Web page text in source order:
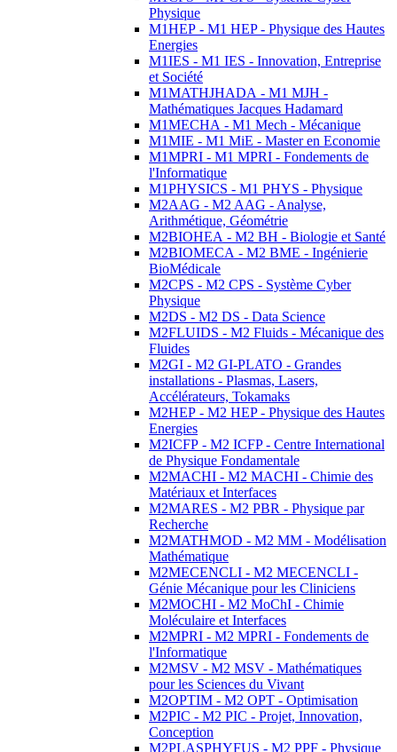
Physique
M1HEP - M1 HEP - Physique des Hautes
Energies
M1IES - M1 IES - Innovation, Entreprise
et Société
M1MATHJHADA - M1 MJH -
Mathématiques Jacques Hadamard
M1MECHA - M1 Mech - Mécanique
M1MIE - M1 MiE - Master en Economie
M1MPRI - M1 MPRI - Fondements de
l'Informatique
M1PHYSICS - M1 PHYS - Physique
M2AAG - M2 AAG - Analyse,
Arithmétique, Géométrie
M2BIOHEA - M2 BH - Biologie et Santé
M2BIOMECA - M2 BME - Ingénierie
BioMédicale
M2CPS - M2 CPS - Système Cyber
Physique
M2DS - M2 DS - Data Science
M2FLUIDS - M2 Fluids - Mécanique des
Fluides
M2GI - M2 GI-PLATO - Grandes
installations - Plasmas, Lasers,
Accélérateurs, Tokamaks
M2HEP - M2 HEP - Physique des Hautes
Energies
M2ICFP - M2 ICFP - Centre International
de Physique Fondamentale
M2MACHI - M2 MACHI - Chimie des
Matériaux et Interfaces
M2MARES - M2 PBR - Physique par
Recherche
M2MATHMOD - M2 MM - Modélisation
Mathématique
M2MECENCLI - M2 MECENCLI -
Génie Mécanique pour les Cliniciens
M2MOCHI - M2 MoChI - Chimie
Moléculaire et Interfaces
M2MPRI - M2 MPRI - Fondements de
l'Informatique
M2MSV - M2 MSV - Mathématiques
pour les Sciences du Vivant
M2OPTIM - M2 OPT - Optimisation
M2PIC - M2 PIC - Projet, Innovation,
Conception
M2PLASPHYFUS - M2 PPF - Physique